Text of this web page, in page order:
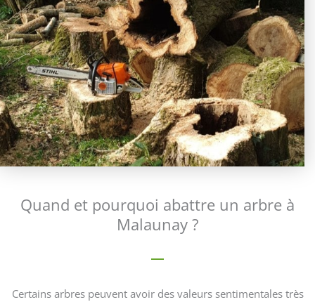
Quand et pourquoi abattre un arbre à
Malaunay ?
Certains arbres peuvent avoir des valeurs sentimentales très